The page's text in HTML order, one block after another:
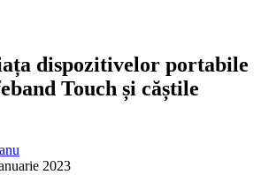
dispozitivelor portabile
Touch și căștile
2023